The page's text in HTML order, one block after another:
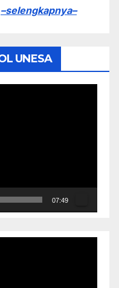
–selengkapnya–
UNESA
07:49